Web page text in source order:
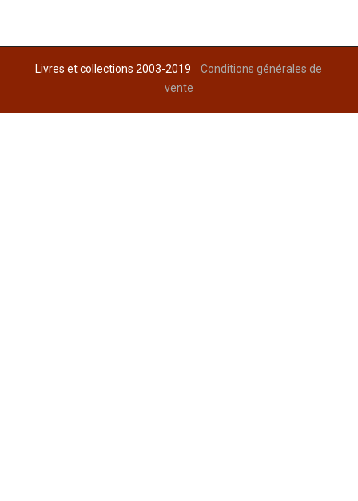
Livres et collections 2003-2019Conditions générales de
vente